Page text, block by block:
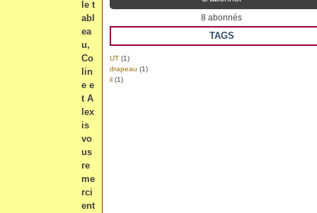
le t
abl
ea
u,
Co
lin
e e
t A
lex
is
vo
us
re
me
rci
ent
8 abonnés
TAGS
UT (1)
drapeau (1)
il (1)